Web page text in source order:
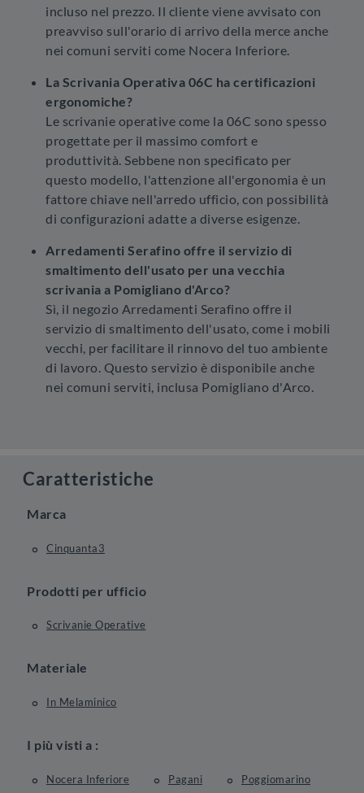
incluso nel prezzo. Il cliente viene avvisato con
preavviso sull'orario di arrivo della merce anche
nei comuni serviti come Nocera Inferiore.
La Scrivania Operativa 06C ha certificazioni
ergonomiche?
Le scrivanie operative come la 06C sono spesso
progettate per il massimo comfort e
produttività. Sebbene non specificato per
questo modello, l'attenzione all'ergonomia è un
fattore chiave nell'arredo ufficio, con possibilità
di configurazioni adatte a diverse esigenze.
Arredamenti Serafino offre il servizio di
smaltimento dell'usato per una vecchia
scrivania a Pomigliano d'Arco?
Sì, il negozio Arredamenti Serafino offre il
servizio di smaltimento dell'usato, come i mobili
vecchi, per facilitare il rinnovo del tuo ambiente
di lavoro. Questo servizio è disponibile anche
nei comuni serviti, inclusa Pomigliano d'Arco.
Caratteristiche
Marca
Cinquanta3
Prodotti per ufficio
Scrivanie Operative
Materiale
In Melaminico
I più visti a :
Nocera Inferiore Pagani Poggiomarino